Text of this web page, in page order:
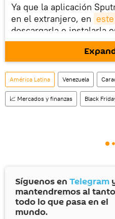
Ya que la aplicación
en el extranjero, en
descargarla e instalarla
móvil (¡solo para
También tenemos una
social rusa VK .
América Latina Venezuela
📈 Mercados y finanzas Black
Síguenos en Telegram
mantendremos al
todo lo que pasa en el
mundo.